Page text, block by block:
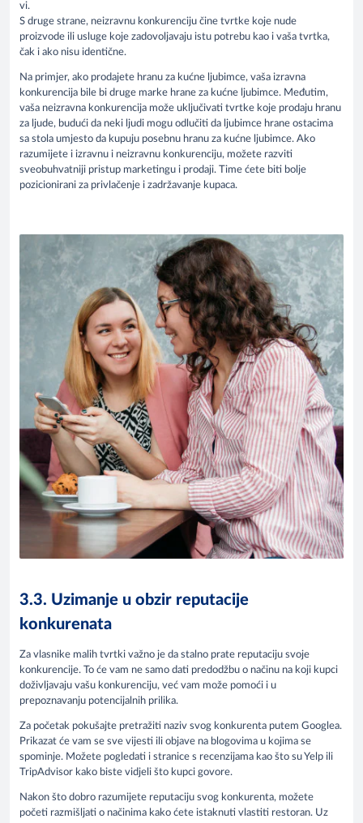
vi.
S druge strane, neizravnu konkurenciju čine tvrtke koje nude
proizvode ili usluge koje zadovoljavaju istu potrebu kao i vaša tvrtka,
čak i ako nisu identične.
Na primjer, ako prodajete hranu za kućne ljubimce, vaša izravna
konkurencija bile bi druge marke hrane za kućne ljubimce. Međutim,
vaša neizravna konkurencija može uključivati tvrtke koje prodaju hranu
za ljude, budući da neki ljudi mogu odlučiti da ljubimce hrane ostacima
sa stola umjesto da kupuju posebnu hranu za kućne ljubimce. Ako
razumijete i izravnu i neizravnu konkurenciju, možete razviti
sveobuhvatniji pristup marketingu i prodaji. Time ćete biti bolje
pozicionirani za privlačenje i zadržavanje kupaca.
3.3. Uzimanje u obzir reputacije
konkurenata
Za vlasnike malih tvrtki važno je da stalno prate reputaciju svoje
konkurencije. To će vam ne samo dati predodžbu o načinu na koji kupci
doživljavaju vašu konkurenciju, već vam može pomoći i u
prepoznavanju potencijalnih prilika.
Za početak pokušajte pretražiti naziv svog konkurenta putem Googlea.
Prikazat će vam se sve vijesti ili objave na blogovima u kojima se
spominje. Možete pogledati i stranice s recenzijama kao što su Yelp ili
TripAdvisor kako biste vidjeli što kupci govore.
Nakon što dobro razumijete reputaciju svog konkurenta, možete
početi razmišljati o načinima kako ćete istaknuti vlastiti restoran. Uz